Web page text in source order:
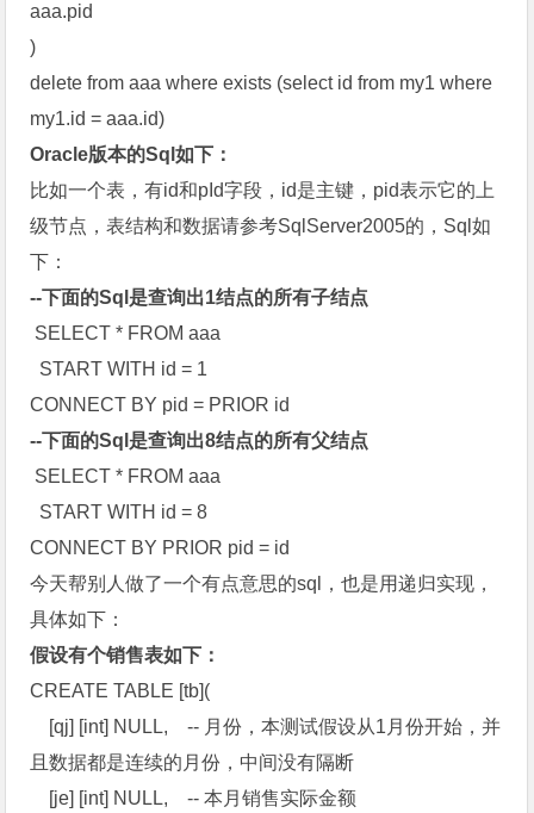
aaa.pid
)
delete from aaa where exists (select id from my1 where
my1.id = aaa.id)
Oracle版本的Sql如下：
比如一个表，有id和pId字段，id是主键，pid表示它的上
级节点，表结构和数据请参考SqlServer2005的，Sql如
下：
--下面的Sql是查询出1结点的所有子结点
SELECT * FROM aaa
START WITH id = 1
CONNECT BY pid = PRIOR id
--下面的Sql是查询出8结点的所有父结点
SELECT * FROM aaa
START WITH id = 8
CONNECT BY PRIOR pid = id
今天帮别人做了一个有点意思的sql，也是用递归实现，
具体如下：
假设有个销售表如下：
CREATE TABLE [tb](
[qj] [int] NULL, -- 月份，本测试假设从1月份开始，并
且数据都是连续的月份，中间没有隔断
[je] [int] NULL, -- 本月销售实际金额